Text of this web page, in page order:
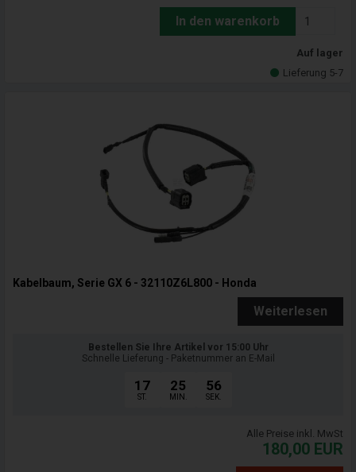
In den warenkorb
Auf lager
Lieferung 5-7
Kabelbaum, Serie GX 6 - 32110Z6L800 - Honda
Weiterlesen
Bestellen Sie Ihre Artikel vor 15:00 Uhr
Schnelle Lieferung - Paketnummer an E-Mail
17
ST.
25
MIN.
55
SEK.
Alle Preise inkl. MwSt
180,00 EUR